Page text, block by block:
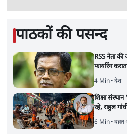
पाठकों की पसन्द
RSS नेता
फायरिंग
4 Min• देश
शिक्षा संस्थान
रहे, राहुल
6 Min•